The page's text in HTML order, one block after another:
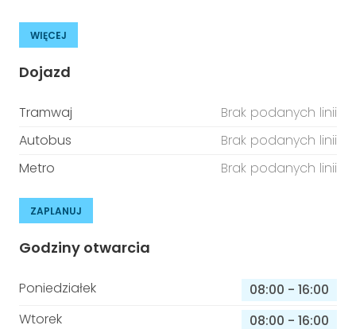
WIĘCEJ
Dojazd
Tramwaj
Brak podanych linii
Autobus
Brak podanych linii
Metro
Brak podanych linii
ZAPLANUJ
Godziny otwarcia
Poniedziałek 08:00 - 16:00
Wtorek
08:00 - 16:00